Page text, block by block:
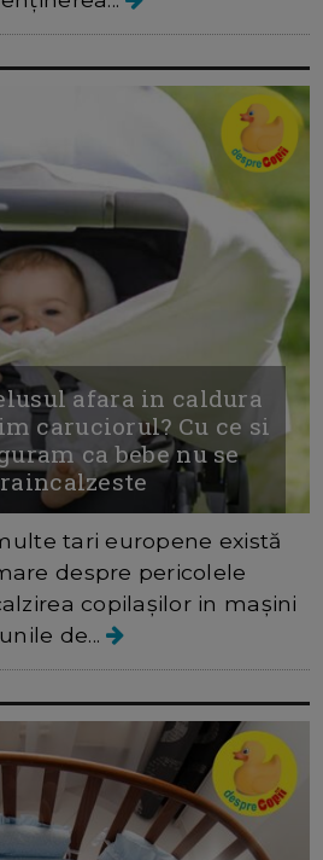
afara in caldura
caruciorul? Cu ce si
ca bebe nu se
tari europene există
despre pericolele
copilașilor in mașini
de...